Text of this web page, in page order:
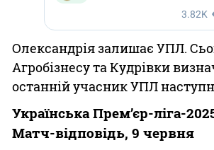
Олександрія залишає УПЛ.
Агробізнесу та Кудрівки
останній учасник УПЛ
Українська Прем’єр-ліга-
Матч-відповідь, 9 червня